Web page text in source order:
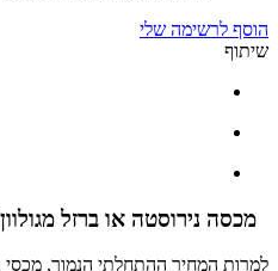
הוסף לרשימה שלי
שיתוף
מכסה נירוסטה או ברזל